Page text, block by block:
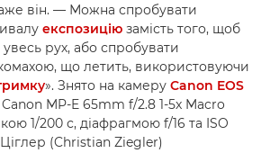
він. — Можна спробувати
експозицію замість того, щоб
рух, або спробувати
що летить, використовуючи
». Знято на камеру Canon EOS
MP-E 65mm f/2.8 1-5x Macro
1/200 с, діафрагмою f/16 та ISO
Ціглер (Christian Ziegler)